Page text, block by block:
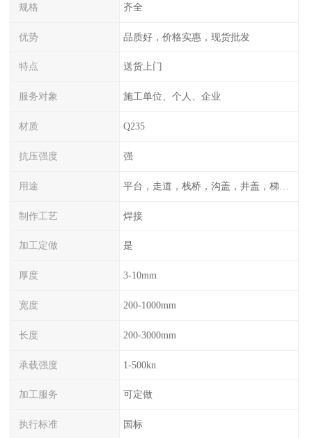
规格 齐全
优势 品质好，价格实惠，现货批发
特点 送货上门
服务对象 施工单位、个人、企业
材质 Q235
抗压强度 强
用途 平台，走道，栈桥，沟盖，井盖，梯子，围栏等
制作工艺 焊接
加工定做 是
厚度 3-10mm
宽度 200-1000mm
长度 200-3000mm
承载强度 1-500kn
加工服务 可定做
执行标准 国标